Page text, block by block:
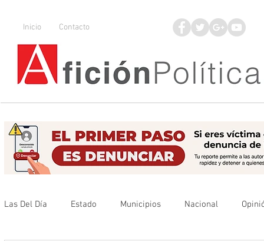
Inicio Contacto
Las Del Día Estado Municipios Nacional